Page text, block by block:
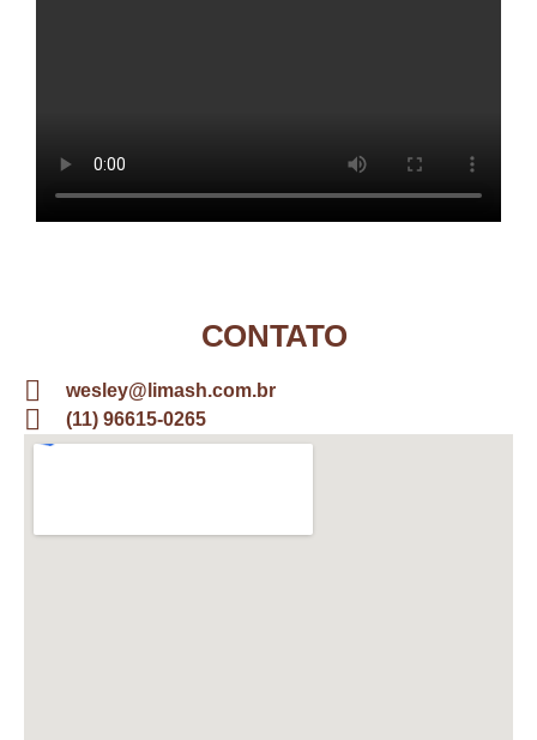
CONTATO
wesley@limash.com.br
(11) 96615-0265